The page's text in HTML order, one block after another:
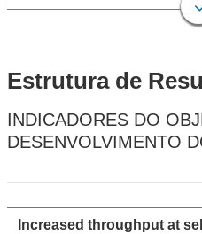
Estrutura de
INDICADORES DO
DESENVOLVIMENTO
Increased throughput at